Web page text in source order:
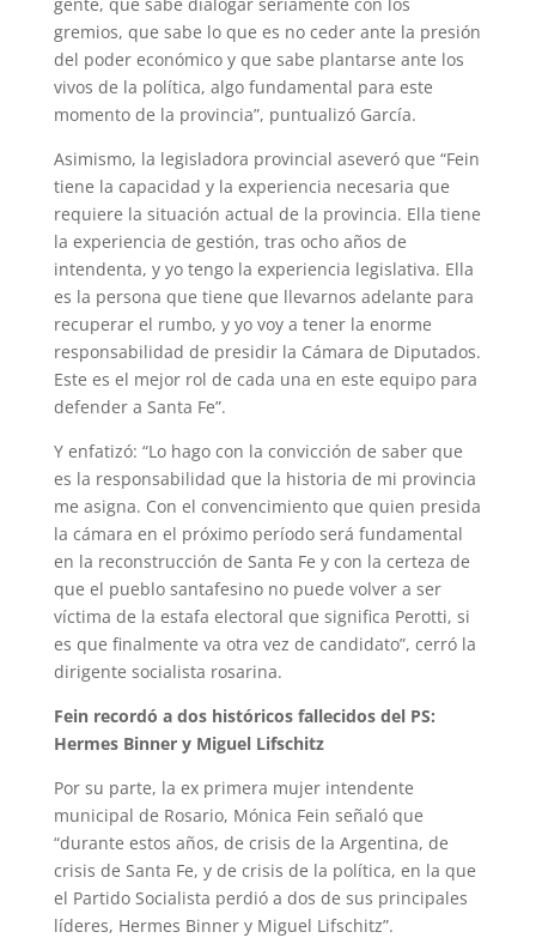
gremios, que sabe lo que es no ceder ante la presión
del poder económico y que sabe plantarse ante los
vivos de la política, algo fundamental para este
momento de la provincia”, puntualizó García.
Asimismo, la legisladora provincial aseveró que “Fein
tiene la capacidad y la experiencia necesaria que
requiere la situación actual de la provincia. Ella tiene
la experiencia de gestión, tras ocho años de
intendenta, y yo tengo la experiencia legislativa. Ella
es la persona que tiene que llevarnos adelante para
recuperar el rumbo, y yo voy a tener la enorme
responsabilidad de presidir la Cámara de Diputados.
Este es el mejor rol de cada una en este equipo para
defender a Santa Fe”.
Y enfatizó: “Lo hago con la convicción de saber que
es la responsabilidad que la historia de mi provincia
me asigna. Con el convencimiento que quien presida
la cámara en el próximo período será fundamental
en la reconstrucción de Santa Fe y con la certeza de
que el pueblo santafesino no puede volver a ser
víctima de la estafa electoral que significa Perotti, si
es que finalmente va otra vez de candidato”, cerró la
dirigente socialista rosarina.
Fein recordó a dos históricos fallecidos del PS:
Hermes Binner y Miguel Lifschitz
Por su parte, la ex primera mujer intendente
municipal de Rosario, Mónica Fein señaló que
“durante estos años, de crisis de la Argentina, de
crisis de Santa Fe, y de crisis de la política, en la que
el Partido Socialista perdió a dos de sus principales
líderes, Hermes Binner y Miguel Lifschitz”.